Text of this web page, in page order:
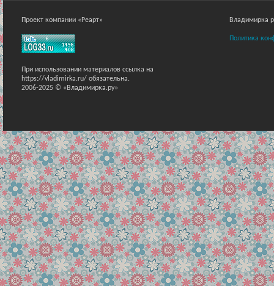
Проект компании «Реарт»
При использовании материалов ссылка на
https://vladimirka.ru/ обязательна.
2006-2025 © «Владимирка.ру»
Владимирка
Политика